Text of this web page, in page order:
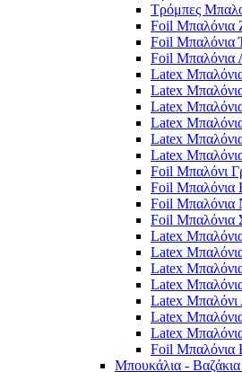
Τρόμπες
Foil Μπαλόνια
Foil Μπαλόνια
Foil Μπαλόνια
Latex
Latex
Latex
Latex
Latex
Latex
Foil Μπαλόνι
Foil Μπαλόνια
Foil Μπαλόνια
Foil Μπαλόνια
Latex
Latex
Latex
Latex
Latex
Latex
Latex
Foil Μπαλόνια
Μπουκάλια - Βαζάκια